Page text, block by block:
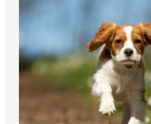
Reisemål
Aktiviteter
Overnatting
Planlegg reisen